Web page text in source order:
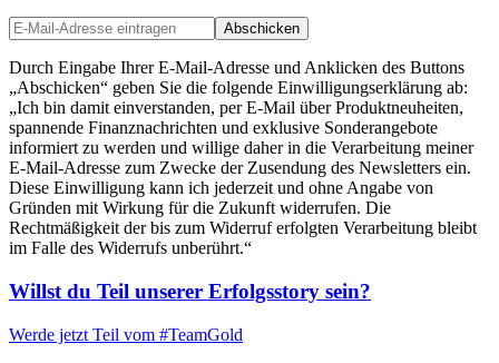
Abschicken
Durch Eingabe Ihrer E-Mail-Adresse und Anklicken des Buttons
„Abschicken“ geben Sie die folgende Einwilligungserklärung ab:
„Ich bin damit einverstanden, per E-Mail über Produktneuheiten,
spannende Finanznachrichten und exklusive Sonderangebote
informiert zu werden und willige daher in die Verarbeitung meiner
E-Mail-Adresse zum Zwecke der Zusendung des Newsletters ein.
Diese Einwilligung kann ich jederzeit und ohne Angabe von
Gründen mit Wirkung für die Zukunft widerrufen. Die
Rechtmäßigkeit der bis zum Widerruf erfolgten Verarbeitung bleibt
im Falle des Widerrufs unberührt.“
Willst du Teil unserer Erfolgsstory sein?
Werde jetzt Teil vom #TeamGold